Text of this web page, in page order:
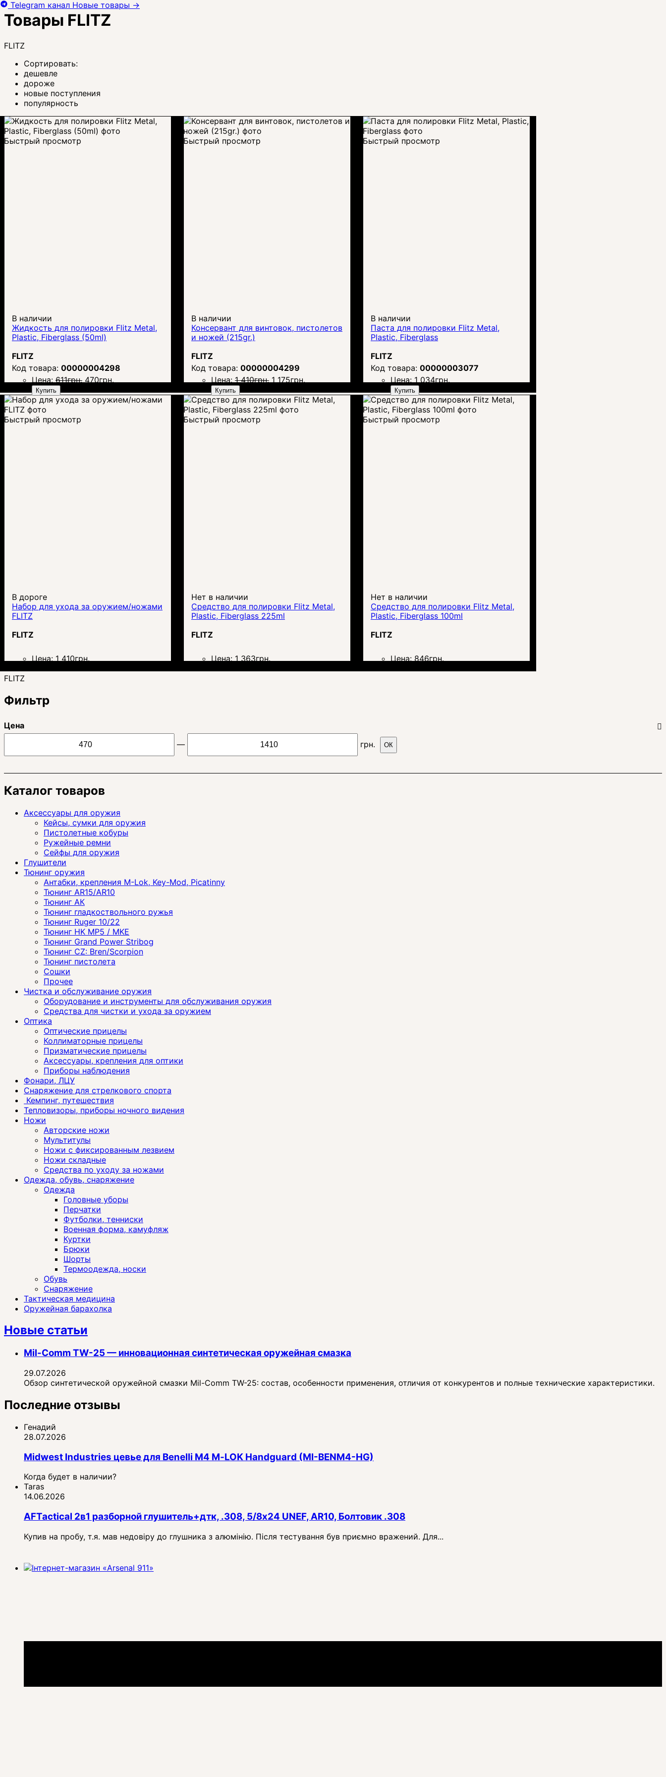
Товары FLITZ
FLITZ
Сортировать:
дешевле
дороже
новые поступления
популярность
Быстрый просмотр
В наличии
Жидкость для полировки Flitz Metal,
Plastic, Fiberglass (50ml)
FLITZ
00000004298
Цена: 611грн. 470грн.
Купить
Быстрый просмотр
В наличии
Консервант для винтовок, пистолетов
и ножей (215gr.)
FLITZ
00000004299
Цена: 1 410грн. 1 175грн.
Купить
Быстрый просмотр
В наличии
Паста для полировки Flitz Metal,
Plastic, Fiberglass
FLITZ
00000003077
Цена: 1 034грн.
Купить
Быстрый просмотр
В дороге
Набор для ухода за оружием/ножами
FLITZ
FLITZ
Цена: 1 410грн.
Быстрый просмотр
Нет в наличии
Средство для полировки Flitz Metal,
Plastic, Fiberglass 225ml
FLITZ
Цена: 1 363грн.
Быстрый просмотр
Нет в наличии
Средство для полировки Flitz Metal,
Plastic, Fiberglass 100ml
FLITZ
Цена: 846грн.
FLITZ
Фильтр
Цена
—
грн. ОК
Каталог товаров
Аксессуары для оружия
Кейсы, сумки для оружия
Пистолетные кобуры
Ружейные ремни
Сейфы для оружия
Глушители
Тюнинг оружия
Антабки, крепления M-Lok, Key-Mod, Picatinny
Тюнинг AR15/AR10
Тюнинг АК
Тюнинг гладкоствольного ружья
Тюнинг Ruger 10/22
Тюнинг HK MP5 / MKE
Тюнинг Grand Power Stribog
Тюнинг CZ: Bren/Scorpion
Тюнинг пистолета
Сошки
Прочее
Чистка и обслуживание оружия
Оборудование и инструменты для обслуживания оружия
Средства для чистки и ухода за оружием
Оптика
Оптические прицелы
Коллиматорные прицелы
Призматические прицелы
Аксессуары, крепления для оптики
Приборы наблюдения
Фонари, ЛЦУ
Снаряжение для стрелкового спорта
Кемпинг, путешествия
Тепловизоры, приборы ночного видения
Ножи
Авторские ножи
Мультитулы
Ножи с фиксированным лезвием
Ножи складные
Средства по уходу за ножами
Одежда, обувь, снаряжение
Одежда
Головные уборы
Перчатки
Футболки, тенниски
Военная форма, камуфляж
Куртки
Брюки
Шорты
Термоодежда, носки
Обувь
Снаряжение
Тактическая медицина
Оружейная барахолка
Новые статьи
Mil-Comm TW-25 — инновационная синтетическая оружейная смазка
29.07.2026
Обзор синтетической оружейной смазки Mil-Comm TW-25: состав, особенности применения, отличия от конкурентов и полные технические характеристики.
Последние отзывы
Генадий
28.07.2026
Midwest Industries цевье для Benelli M4 M‑LOK Handguard (MI-BENM4-HG)
Когда будет в наличии?
Taras
14.06.2026
AFTactical 2в1 разборной глушитель+дтк, .308, 5/8x24 UNEF, AR10, Болтовик .308
Купив на пробу, т.я. мав недовіру до глушника з алюмінію. Після тестування був приємно вражений. Для...
Telegram канал Новые товары →